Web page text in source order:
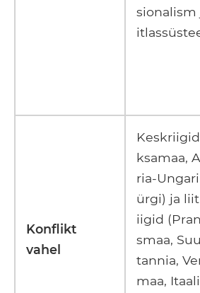
sionalism
Konflikt
vahel
Keskriigid
ksamaa,
ria-
ürgi) ja
iigid
smaa,
tannia,
maa,